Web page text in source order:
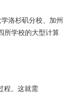
洛杉矶分校、加州
所学校的大型计算
程。这就需